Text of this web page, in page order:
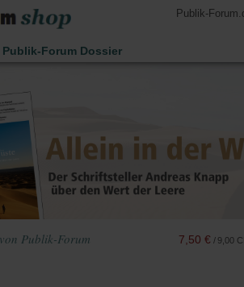
Publik-
Publik-Forum Dossier
Lesen
Monats
Kinder
Publik-Forum 9,00
/
7,50 €